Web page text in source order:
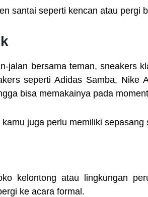
santai seperti kencan atau pergi
jalan bersama teman, sneakers
seperti Adidas Samba, Nike
bisa memakainya pada
juga perlu memiliki sepasang
kelontong atau lingkungan
ke acara formal.